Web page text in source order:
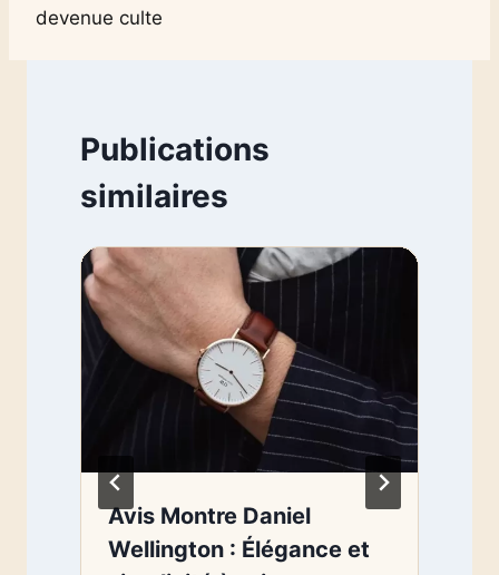
devenue culte
Publications
similaires
Avis Montre Daniel
Wellington : Élégance et